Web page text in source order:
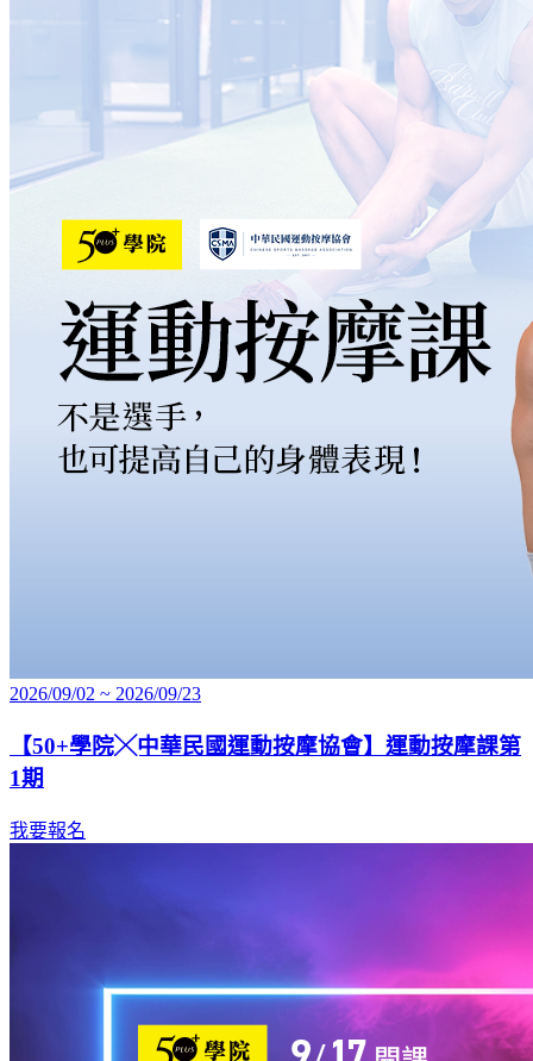
2026/09/02 ~ 2026/09/23
【50+學院╳中華民國運動按摩協會】運動按摩課第
1期
我要報名